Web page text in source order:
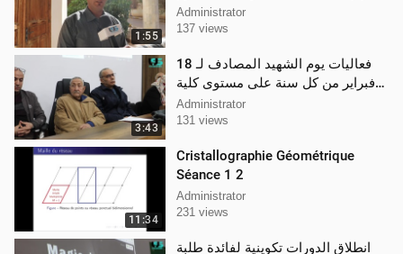
1:55
و كلية العلوم الاقتصادية والعلوم
التجارية
Administrator
137 views
3:43
فعاليات يوم الشهيد المصادف لـ 18
فبراير من كل سنة على مستوى كلية
العلوم الاجتماعية والانسانية
Administrator
131 views
11:34
Cristallographie Géométrique
Séance 1 2
Administrator
231 views
انطلاق الدورات تكوينية لفائدة طلبة